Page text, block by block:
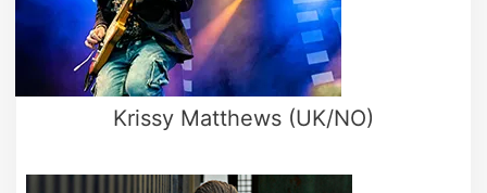
Krissy Matthews (UK/NO)